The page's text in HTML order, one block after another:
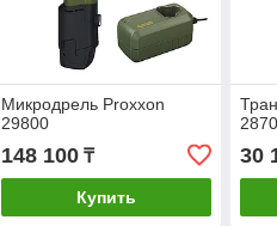
Микродрель Proxxon
29800
148 100₸
Купить
30